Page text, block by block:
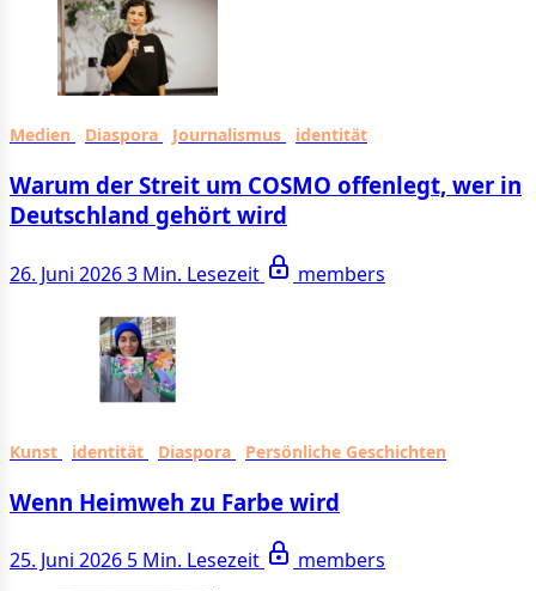
Medien Diaspora Journalismus identität
Warum der Streit um COSMO offenlegt, wer in
Deutschland gehört wird
26. Juni 20263 Min. Lesezeit members
Kunst identität Diaspora Persönliche Geschichten
Wenn Heimweh zu Farbe wird
25. Juni 2026 5 Min. Lesezeit members